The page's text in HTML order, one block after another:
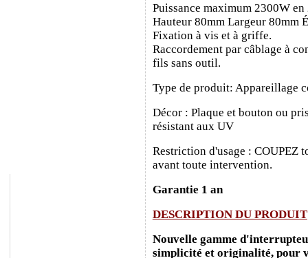
Puissance maximum 2300W
Hauteur 80mm Largeur 80mm
Fixation à vis et à griffe.
Raccordement par câblage à
fils sans outil.
Type de produit: Appareillage
Décor : Plaque et bouton ou
résistant aux UV
Restriction d'usage : COUPEZ
avant toute intervention.
Garantie 1 an
DESCRIPTION DU PRODUIT
Nouvelle gamme
simplicité et originalité, pour